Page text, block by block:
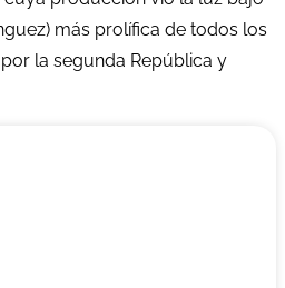
más prolífica de todos los
la segunda República y